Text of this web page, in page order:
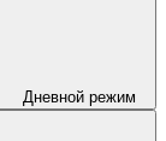
Дневной режим